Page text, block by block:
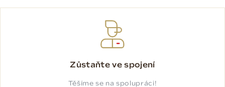
Zůstaňte ve spojení
Těšíme se na spolupráci!